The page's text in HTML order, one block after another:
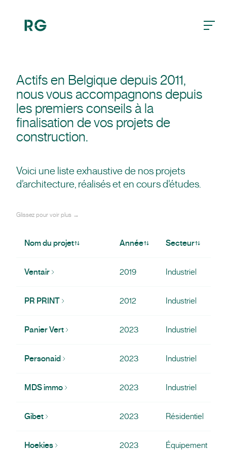
Actifs en Belgique depuis 2011,
nous vous accompagnons depuis
les premiers conseils à la
finalisation de vos projets de
construction.
Voici une liste exhaustive de nos projets
d’architecture, réalisés et en cours d’études.
Glissez pour voir plus →
Nom du projet Année Secteur
Ventair 2019 Industriel
PR PRINT 2012 Industriel
Panier Vert 2023 Industriel
Personaid 2023 Industriel
MDS immo 2023 Industriel
Gibet 2023 Résidentiel
Hoekies 2023 Équipement